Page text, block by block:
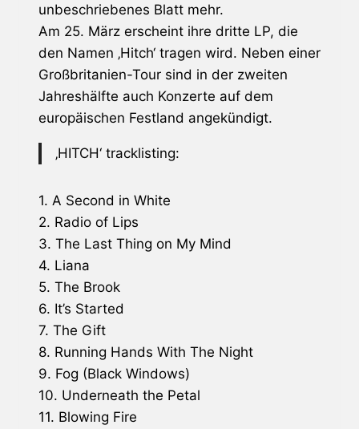
unbeschriebenes Blatt mehr.
Am 25. März erscheint ihre dritte LP, die
den Namen ‚Hitch‘ tragen wird. Neben einer
Großbritanien-Tour sind in der zweiten
Jahreshälfte auch Konzerte auf dem
europäischen Festland angekündigt.
‚HITCH‘ tracklisting:
1. A Second in White
2. Radio of Lips
3. The Last Thing on My Mind
4. Liana
5. The Brook
6. It’s Started
7. The Gift
8. Running Hands With The Night
9. Fog (Black Windows)
10. Underneath the Petal
11. Blowing Fire